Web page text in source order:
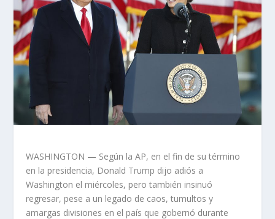
WASHINGTON — Según la AP, en el fin de su término
en la presidencia, Donald Trump dijo adiós a
Washington el miércoles, pero también insinuó
regresar, pese a un legado de caos, tumultos y
amargas divisiones en el país que gobernó durante